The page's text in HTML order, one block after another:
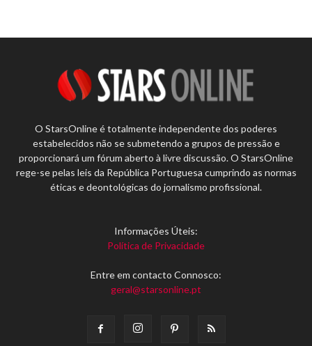
O StarsOnline é totalmente independente dos poderes
estabelecidos não se submetendo a grupos de pressão e
proporcionará um fórum aberto à livre discussão. O StarsOnline
rege-se pelas leis da República Portuguesa cumprindo as normas
éticas e deontológicas do jornalismo profissional.
Informações Úteis:
Política de Privacidade
Entre em contacto Connosco:
geral@starsonline.pt